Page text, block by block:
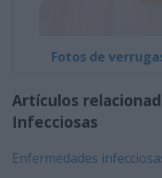
Fotos de
Artículos
Infecciosas
Enfermedades